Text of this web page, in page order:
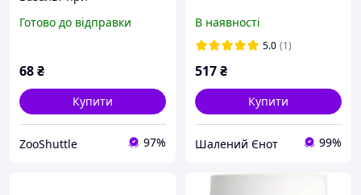
тварин (крім котів)
Готово до відправки
68₴
Купити
ZooShuttle 97%
В наявності
5.0 (1)
517₴
Купити
Шалений Єнот 99%